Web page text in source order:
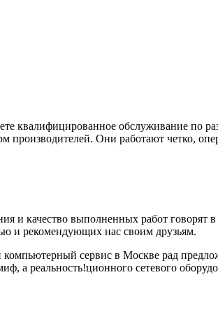
квалифицированное обслуживание по
Они работают четко,
и качество выполненных работ
и рекомендующих нас своим друзьям.
сервис в Москве рад
а реальность!ционного сетевого